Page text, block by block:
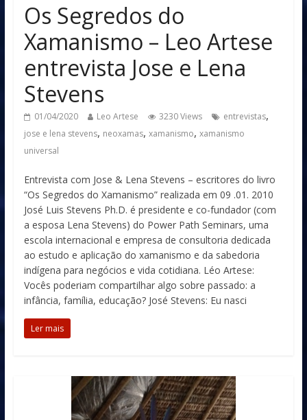
Os Segredos do
Xamanismo – Leo Artese
entrevista Jose e Lena
Stevens
01/04/2020 Leo Artese 3230 Views entrevistas,
jose e lena stevens, neoxamas, xamanismo, xamanismo
universal
Entrevista com Jose & Lena Stevens – escritores do livro
“Os Segredos do Xamanismo” realizada em 09 .01. 2010
José Luis Stevens Ph.D. é presidente e co-fundador (com
a esposa Lena Stevens) do Power Path Seminars, uma
escola internacional e empresa de consultoria dedicada
ao estudo e aplicação do xamanismo e da sabedoria
indígena para negócios e vida cotidiana. Léo Artese:
Vocês poderiam compartilhar algo sobre passado: a
infância, família, educação? José Stevens: Eu nasci
Ler mais